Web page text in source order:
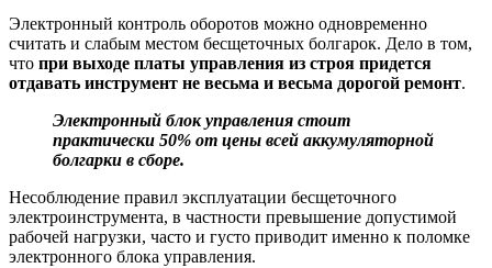
Электронный контроль оборотов можно одновременно
считать и слабым местом бесщеточных болгарок. Дело в том,
что при выходе платы управления из строя придется
отдавать инструмент не весьма и весьма дорогой ремонт.
Электронный блок управления стоит
практически 50% от цены всей аккумуляторной
болгарки в сборе.
Несоблюдение правил эксплуатации бесщеточного
электроинструмента, в частности превышение допустимой
рабочей нагрузки, часто и густо приводит именно к поломке
электронного блока управления.